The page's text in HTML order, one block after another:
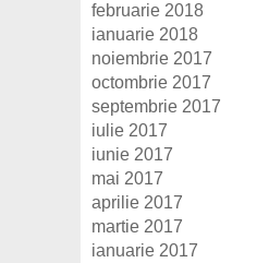
februarie 2018
ianuarie 2018
noiembrie 2017
octombrie 2017
septembrie 2017
iulie 2017
iunie 2017
mai 2017
aprilie 2017
martie 2017
ianuarie 2017